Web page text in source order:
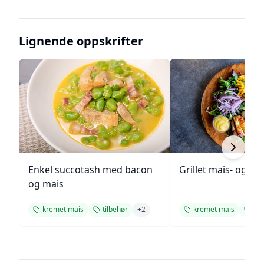
Lignende oppskrifter
Enkel succotash med bacon
og mais
kremet mais tilbehør +2
Grillet mais- og
kremet mais